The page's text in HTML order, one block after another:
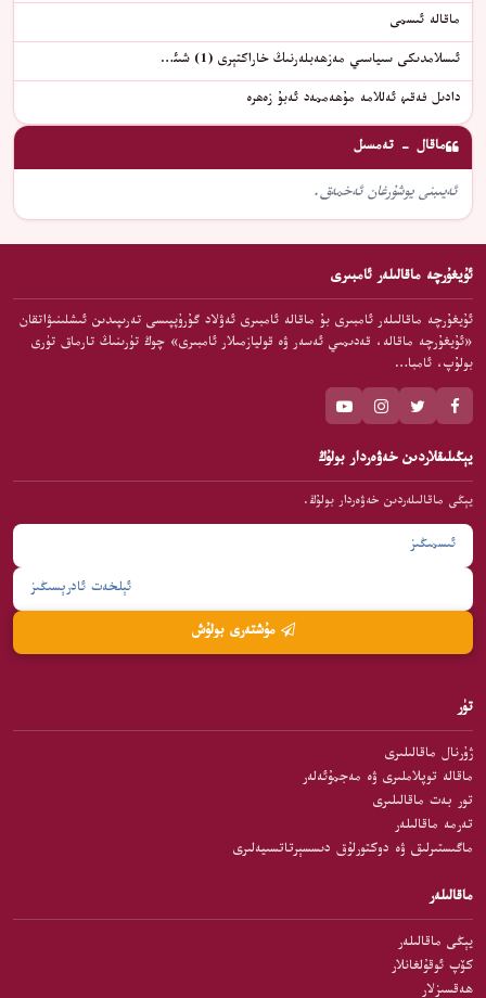
ماقالە ئىسمى
ئىسلامدىكى سىياسىي مەزھەبلەرنىڭ خاراكتېرى (1) شىئ…
دادىل فەقىھ ئەللامە مۇھەممەد ئەبۇ زەھرە
ماقال - تەمسىل
ئەيىبنى يوشۇرغان ئەخمەق.
ئۇيغۇرچە ماقالىلەر ئامبىرى
ئۇيغۇرچە ماقالىلەر ئامبىرى بۇ ماقالە ئامبىرى ئەۋلاد گۇرۇپپىسى تەرىپىدىن ئىشلىنىۋاتقان
«ئۇيغۇرچە ماقالە، قەدىمىي ئەسەر ۋە قوليازمىلار ئامبىرى» چوڭ تۈرىنىڭ تارماق تۈرى
بولۇپ، ئامبا…
يېڭىلىقلاردىن خەۋەردار بولۇڭ
يېڭى ماقالىلەردىن خەۋەردار بولۇڭ.
تۈر
ژۇرنال ماقالىلىرى
ماقالە توپلاملىرى ۋە مەجمۇئەلەر
تور بەت ماقالىلىرى
تەرمە ماقالىلەر
ماگىستىرلىق ۋە دوكتورلۇق دىسسېرتاتسىيەلىرى
ماقالىلەر
يېڭى ماقالىلەر
كۆپ ئوقۇلغانلار
ھەقسىزلار